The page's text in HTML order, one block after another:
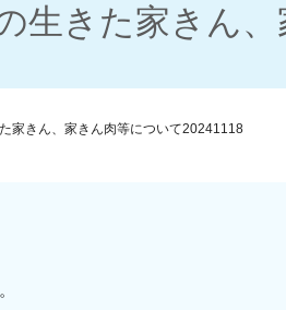
生きた家きん
家きん、家きん肉等について20241118